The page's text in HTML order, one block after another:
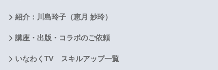
紹介：川島玲子（恵月 妙玲）
講座・出版・コラボのご依頼
いなわくTV スキルアップ一覧